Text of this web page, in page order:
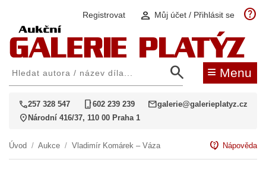
Registrovat person Můj účet / Přihlásit se help
search ≡ Menu
call257 328 547 phone_iphone602 239 239 mailgalerie@galerieplatyz.cz
location_on Národní 416/37, 110 00 Praha 1
Úvod / Aukce / Vladimír Komárek – Váza contact_support Nápověda